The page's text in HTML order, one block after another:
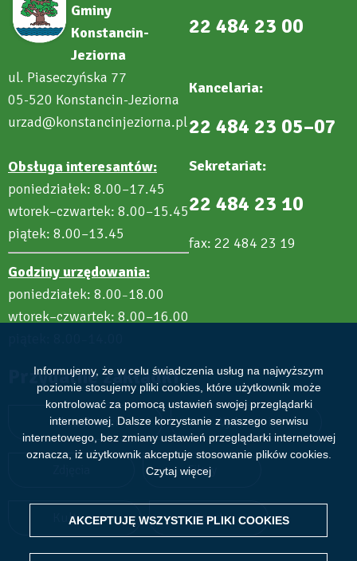
Informujemy, że w celu świadczenia usług na najwyższym
poziomie stosujemy pliki cookies, które użytkownik może
kontrolować za pomocą ustawień swojej przeglądarki
internetowej. Dalsze korzystanie z naszego serwisu
internetowego, bez zmiany ustawień przeglądarki internetowej
oznacza, iż użytkownik akceptuje stosowanie plików cookies.
Czytaj więcej
AKCEPTUJĘ WSZYSTKIE PLIKI COOKIES
WITHDRAW CONSENT
Gminy
Konstancin-
Jeziorna
ul. Piaseczyńska 77
05-520 Konstancin-Jeziorna
urzad@konstancinjeziorna.pl
Obsługa interesantów:
poniedziałek: 8.00–17.45
wtorek–czwartek: 8.00–15.45
piątek: 8.00–13.45
Godziny urzędowania:
poniedziałek: 8.00–18.00
wtorek–czwartek: 8.00–16.00
22 484 23 00
Kancelaria:
22 484 23 05–07
Sekretariat:
22 484 23 10
fax: 22 484 23 19
Przydatne zakładki
Aktualności Wydarzenia
Filmy
Kultura Sport